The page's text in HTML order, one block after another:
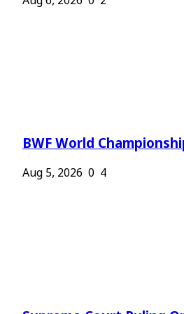
BWF World
Aug 5, 2026 0 4